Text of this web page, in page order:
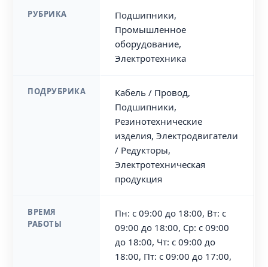
РУБРИКА
Подшипники,
Промышленное
оборудование,
Электротехника
ПОДРУБРИКА
Кабель / Провод,
Подшипники,
Резинотехнические
изделия, Электродвигатели
/ Редукторы,
Электротехническая
продукция
ВРЕМЯ
РАБОТЫ
Пн: с 09:00 до 18:00, Вт: с
09:00 до 18:00, Ср: с 09:00
до 18:00, Чт: с 09:00 до
18:00, Пт: с 09:00 до 17:00,